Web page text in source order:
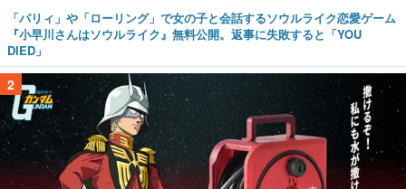
「パリィ」や「ローリング」で女の子と会話するソウルライク恋愛ゲーム
『小早川さんはソウルライク』無料公開。返事に失敗すると「YOU
DIED」
2